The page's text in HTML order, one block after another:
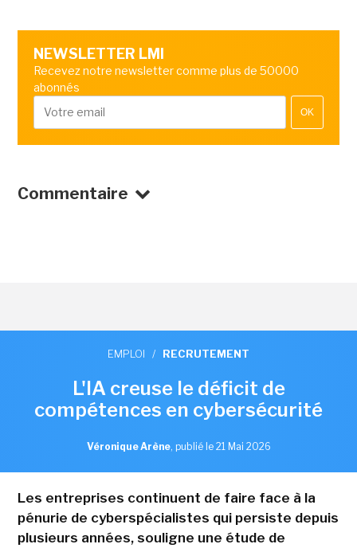
NEWSLETTER LMI
Recevez notre newsletter comme plus de 50000
abonnés
OK
Commentaire
EMPLOI / RECRUTEMENT
L'IA creuse le déficit de
compétences en cybersécurité
Véronique Arène, publié le 21 Mai 2026
Les entreprises continuent de faire face à la
pénurie de cyberspécialistes qui persiste depuis
plusieurs années, souligne une étude de